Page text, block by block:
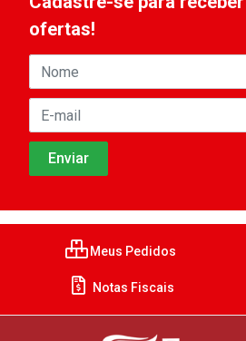
ofertas!
Meus Pedidos
Notas Fiscais